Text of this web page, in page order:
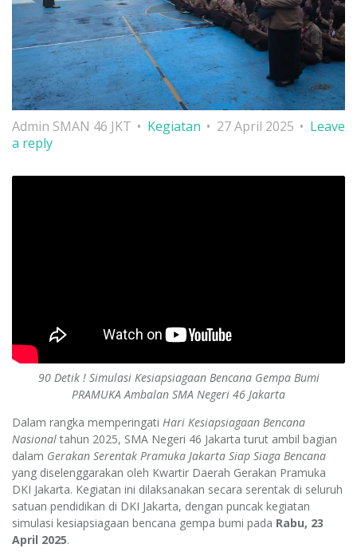
Admin SMAN 46 JKT Kegiatan 27 April 2025
Leave
a reply
90 Detik ! Simulasi Kesiapsiagaan Bencana Gempa Bumi
PRAMUKA Ambalan SMA Negeri 46 Jakarta
Dalam rangka memperingati Hari Kesiapsiagaan Bencana
Nasionaltahun 2025, SMA Negeri 46 Jakarta turut ambil bagian
dalam Gerakan Serentak Pramuka Jakarta Siap Siaga Bencana
yang diselenggarakan oleh Kwartir Daerah Gerakan Pramuka
DKI Jakarta. Kegiatan ini dilaksanakan secara serentak di seluruh
satuan pendidikan di DKI Jakarta, dengan puncak kegiatan
simulasi kesiapsiagaan bencana gempa bumi pada Rabu, 23
April 2025.